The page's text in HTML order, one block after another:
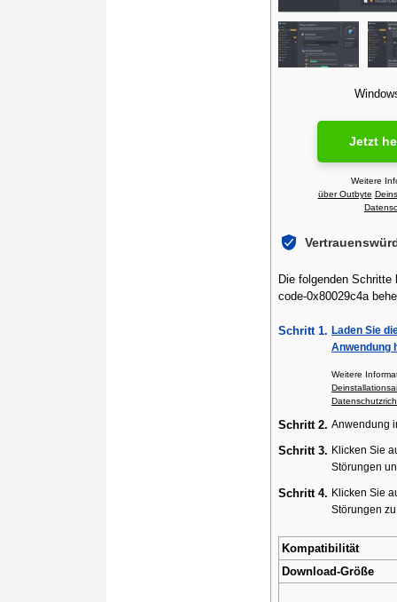
Jetzt
Weitere
über Outbyte
Die folgenden Schritte
code-0x80029c4a
Schritt 1. Laden Sie
Anwendung
Weitere
Schritt 2. Anwendung
Schritt 3. Klicken Sie
Störungen
Schritt 4. Klicken Sie
Störungen
Kompatibilität
Download-Größe